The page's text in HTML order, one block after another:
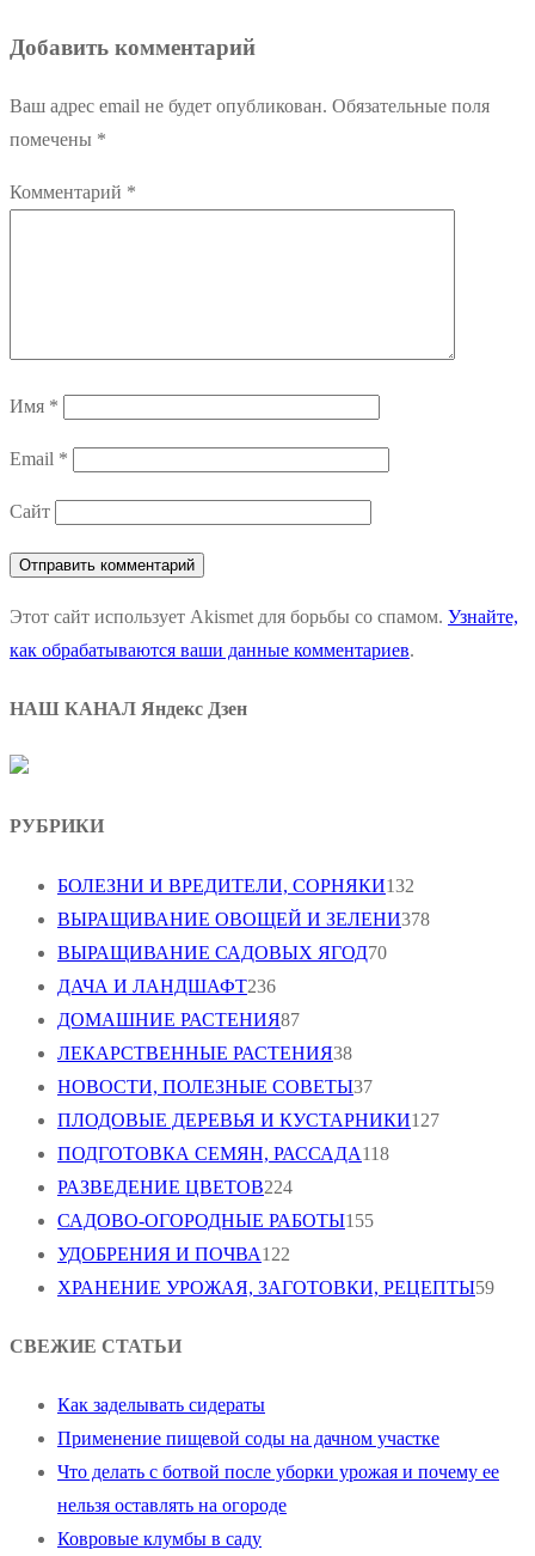
записям
Добавить комментарий
Ваш адрес email не будет опубликован. Обязательные поля
помечены *
Комментарий *
Имя *
Email *
Сайт
Этот сайт использует Akismet для борьбы со спамом. Узнайте,
как обрабатываются ваши данные комментариев.
НАШ КАНАЛ Яндекс Дзен
РУБРИКИ
БОЛЕЗНИ И ВРЕДИТЕЛИ, СОРНЯКИ132
ВЫРАЩИВАНИЕ ОВОЩЕЙ И ЗЕЛЕНИ378
ВЫРАЩИВАНИЕ САДОВЫХ ЯГОД70
ДАЧА И ЛАНДШАФТ236
ДОМАШНИЕ РАСТЕНИЯ87
ЛЕКАРСТВЕННЫЕ РАСТЕНИЯ38
НОВОСТИ, ПОЛЕЗНЫЕ СОВЕТЫ37
ПЛОДОВЫЕ ДЕРЕВЬЯ И КУСТАРНИКИ127
ПОДГОТОВКА СЕМЯН, РАССАДА118
РАЗВЕДЕНИЕ ЦВЕТОВ224
САДОВО-ОГОРОДНЫЕ РАБОТЫ155
УДОБРЕНИЯ И ПОЧВА122
ХРАНЕНИЕ УРОЖАЯ, ЗАГОТОВКИ, РЕЦЕПТЫ59
СВЕЖИЕ СТАТЬИ
Как заделывать сидераты
Применение пищевой соды на дачном участке
Что делать с ботвой после уборки урожая и почему ее
нельзя оставлять на огороде
Ковровые клумбы в саду